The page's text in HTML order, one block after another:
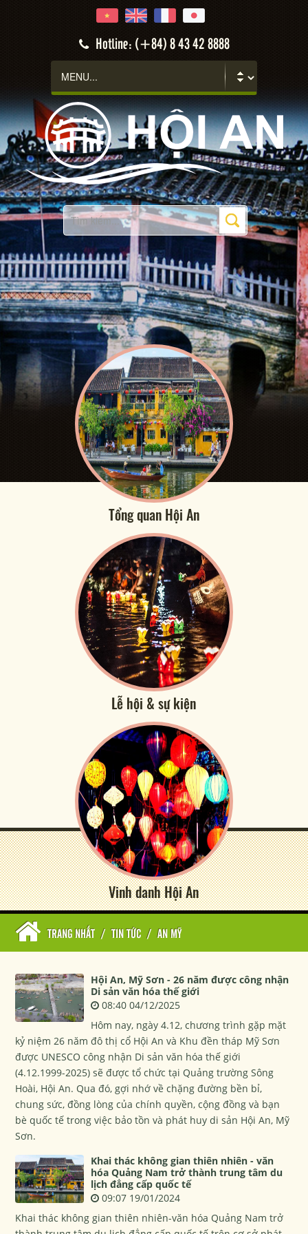
Hotline: (+84) 8 43 42 8888
Tổng quan Hội An
Lễ hội & sự kiện
Vinh danh Hội An
TRANG NHẤT / TIN TỨC / AN MỸ
Hội An, Mỹ Sơn - 26 năm được công nhận
Di sản văn hóa thế giới
08:40 04/12/2025
Hôm nay, ngày 4.12, chương trình gặp mặt
kỷ niệm 26 năm đô thị cổ Hội An và Khu đền tháp Mỹ Sơn
được UNESCO công nhận Di sản văn hóa thế giới
(4.12.1999-2025) sẽ được tổ chức tại Quảng trường Sông
Hoài, Hội An. Qua đó, gợi nhớ về chặng đường bền bỉ,
chung sức, đồng lòng của chính quyền, cộng đồng và bạn
bè quốc tế trong việc bảo tồn và phát huy di sản Hội An, Mỹ
Sơn.
Khai thác không gian thiên nhiên - văn
hóa Quảng Nam trở thành trung tâm du
lịch đẳng cấp quốc tế
09:07 19/01/2024
Khai thác không gian thiên nhiên-văn hóa Quảng Nam trở